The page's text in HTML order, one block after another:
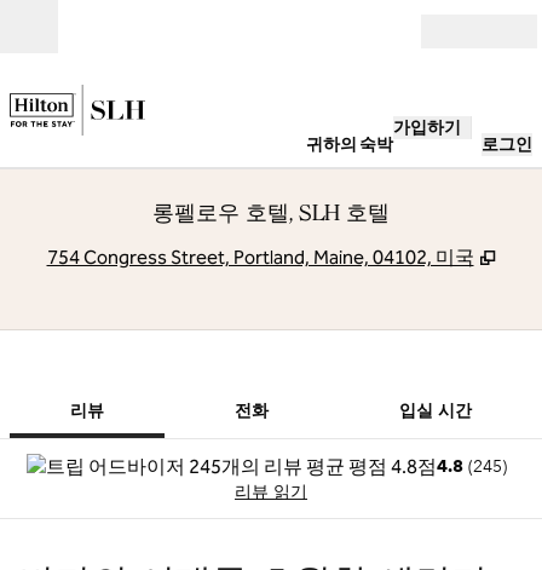
귀하의 숙박
가입하기
로그인
롱펠로우 호텔, SLH 호텔
754 Congress Street, Portland, Maine, 04102, 미국 ,
리뷰 전화 입실 시간
4.8 (245)
리뷰 읽기